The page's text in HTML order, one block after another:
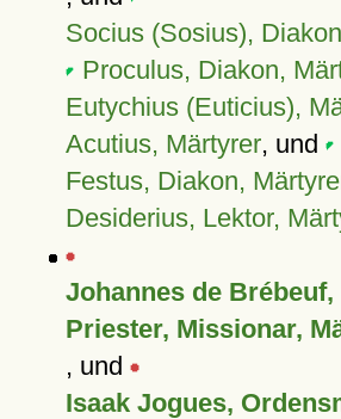
Socius (Sosius),
Proculus, Diakon,
Eutychius (Euticius),
Acutius, Märtyrer, und
Festus, Diakon,
Desiderius, Lektor,
Johannes de
Priester, Missionar,
, und
Isaak Jogues,